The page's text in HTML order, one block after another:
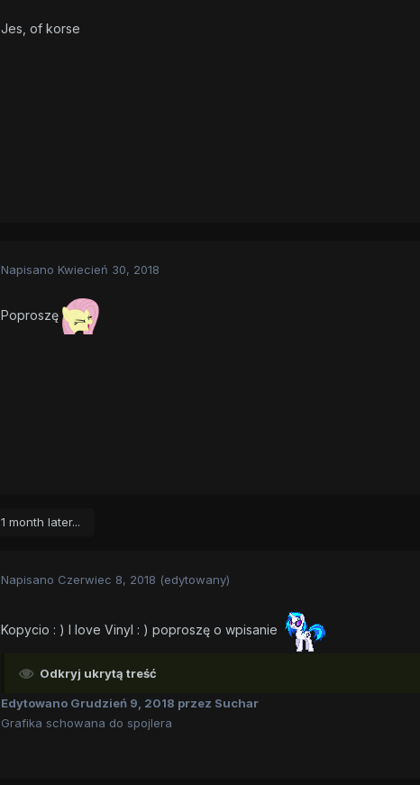
Jes, of korse
Napisano Kwiecień 30, 2018
Poproszę
1 month later...
Napisano Czerwiec 8, 2018 (edytowany)
Kopycio : ) I love Vinyl : ) poproszę o wpisanie
Odkryj ukrytą treść
Edytowano Grudzień 9, 2018 przez Suchar
Grafika schowana do spojlera